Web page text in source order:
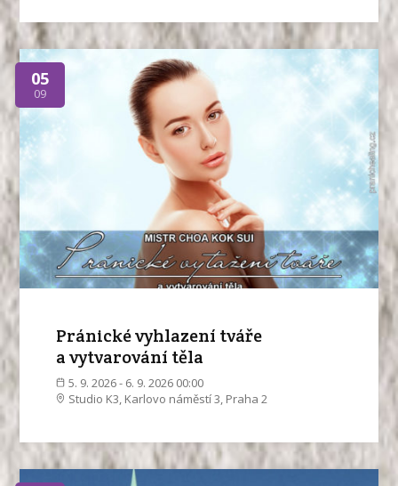
05
09
Pránické vyhlazení tváře
a vytvarování těla
5. 9. 2026 - 6. 9. 2026 00:00
Studio K3, Karlovo náměstí 3, Praha 2